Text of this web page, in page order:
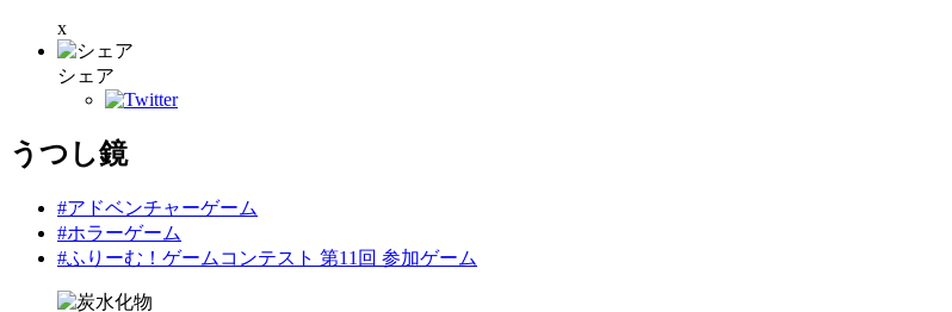
x
シェア
うつし鏡
#アドベンチャーゲーム
#ホラーゲーム
#ふりーむ！ゲームコンテスト 第11回 参加ゲーム